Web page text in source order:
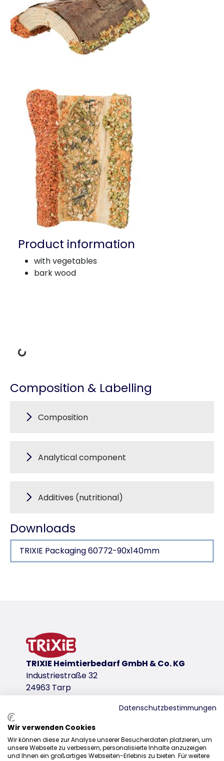
Product information
with vegetables
bark wood
Loading Data
Composition & Labelling
Composition
Analytical component
Additives (nutritional)
Downloads
TRIXIE Packaging 60772-90x140mm
product variant
product variant: unique product number
Measurements
13-18 × 6-8,5 × 20 cm
for
rabbits, small rodents
Contents/Weight
135 g
TRIXIE Heimtierbedarf GmbH & Co. KG
Industriestraße 32
24963 Tarp
Sales
0207 1542940
Datenschutzbestimmungen
Wir verwenden Cookies
Wir können diese zur Analyse unserer Besucherdaten platzieren, um
unsere Webseite zu verbessern, personalisierte Inhalte anzuzeigen
und Ihnen ein großartiges Webseiten-Erlebnis zu bieten. Für weitere